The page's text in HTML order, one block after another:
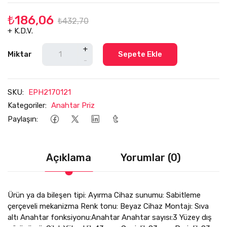
₺186,06 ₺432,70
+ K.D.V.
Miktar
+
-
Sepete Ekle
SKU: EPH2170121
Kategoriler: Anahtar Priz
Paylaşın:
Açıklama Yorumlar (0)
Ürün ya da bileşen tipi: Ayırma Cihaz sunumu: Sabitleme
çerçeveli mekanizma Renk tonu: Beyaz Cihaz Montajı: Sıva
altı Anahtar fonksiyonu:Anahtar Anahtar sayısı:3 Yüzey dış